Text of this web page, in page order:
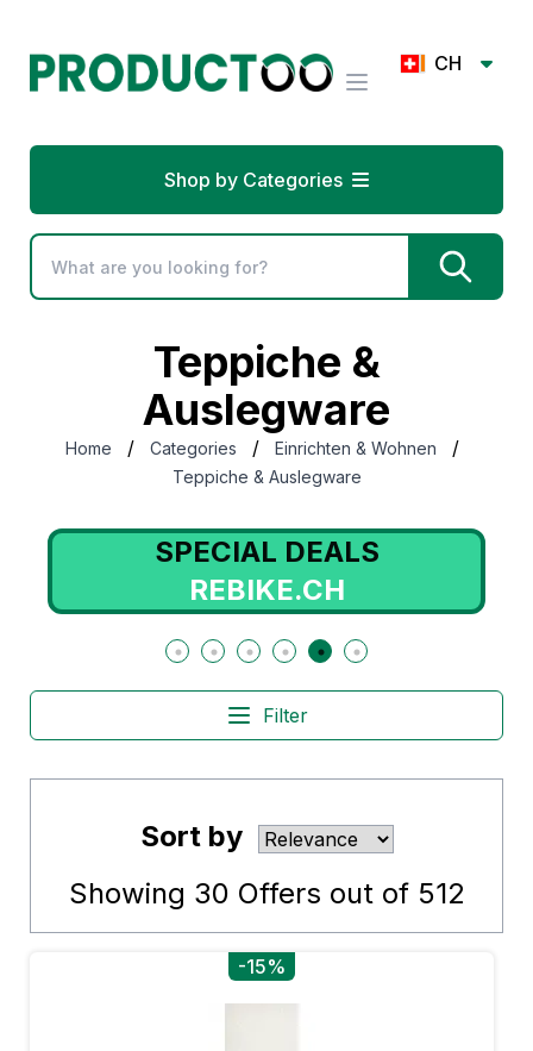
CH
Shop by Categories
Teppiche &
Auslegware
Home / Categories / Einrichten & Wohnen /
Teppiche & Auslegware
SPECIAL DEALS
REBIKE.CH
Filter
Sort by
Showing 30 Offers out of 512
-15%